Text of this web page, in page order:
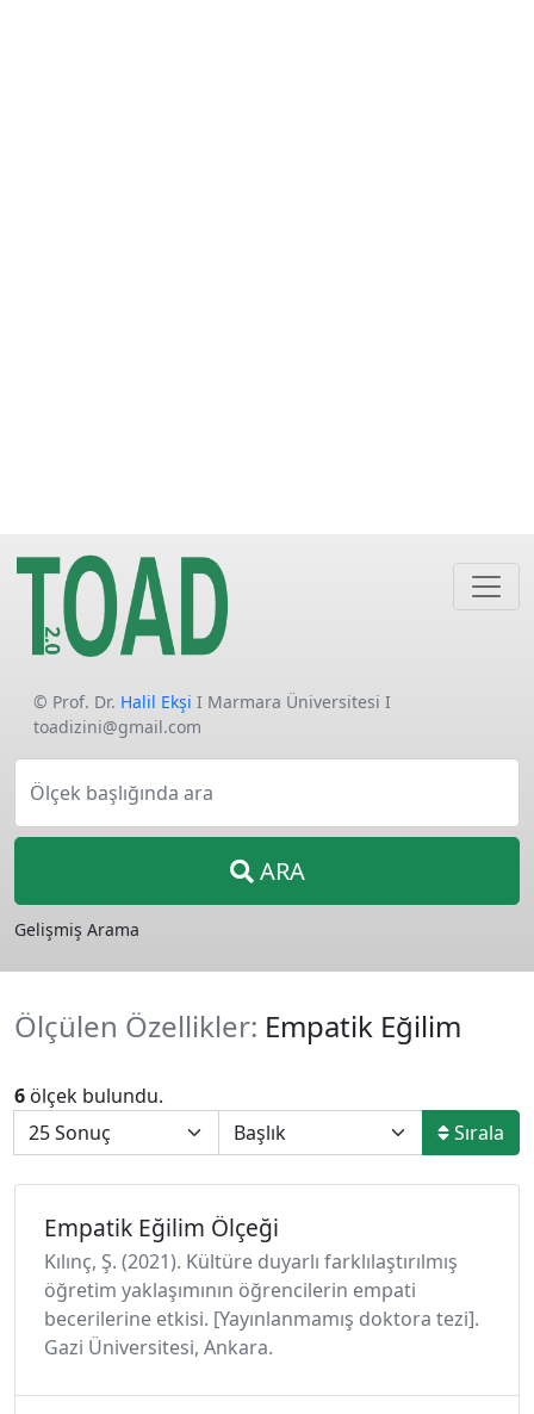
© Prof. Dr. Halil Ekşi I Marmara Üniversitesi I
toadizini@gmail.com
Ölçek başlığında ara
ARA
Gelişmiş Arama
Ölçülen Özellikler: Empatik Eğilim
6 ölçek bulundu.
Sırala
Empatik Eğilim Ölçeği
Kılınç, Ş. (2021). Kültüre duyarlı farklılaştırılmış
öğretim yaklaşımının öğrencilerin empati
becerilerine etkisi. [Yayınlanmamış doktora tezi].
Gazi Üniversitesi, Ankara.